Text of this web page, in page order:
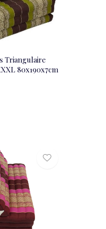
Triangulaire
80x190x7cm